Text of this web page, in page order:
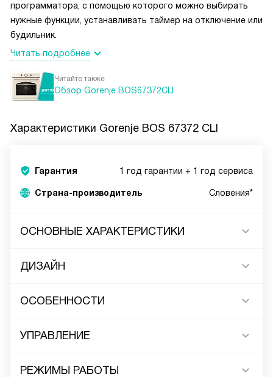
программатора, с помощью которого можно выбирать
нужные функции, устанавливать таймер на отключение или
будильник.
Читать подробнее
Читайте также
Обзор Gorenje BOS67372CLI
Характеристики Gorenje BOS 67372 CLI
Гарантия 1 год гарантии + 1 год сервиса
Страна-производитель Словения*
ОСНОВНЫЕ ХАРАКТЕРИСТИКИ
ДИЗАЙН
ОСОБЕННОСТИ
УПРАВЛЕНИЕ
РЕЖИМЫ РАБОТЫ